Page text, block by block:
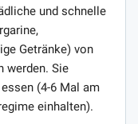
und schnelle
Getränke) von
werden. Sie
(4-6 Mal am
einhalten).